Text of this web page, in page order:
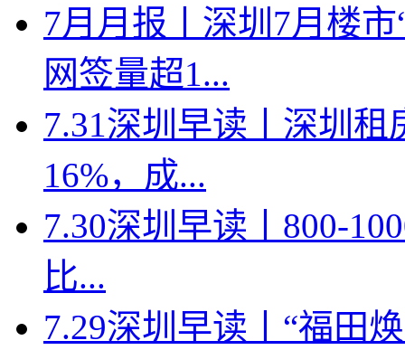
7月月报丨深圳7月楼
网签量超1...
7.31深圳早读丨深圳
16%，成...
7.30深圳早读丨800-
比...
7.29深圳早读丨“福田